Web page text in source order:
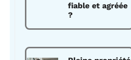
fiable et agréée
?